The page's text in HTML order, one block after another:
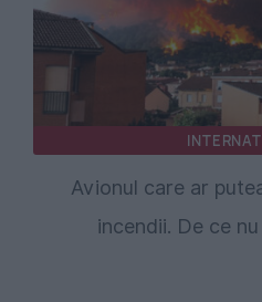
Avionul care ar
incendii. De ce